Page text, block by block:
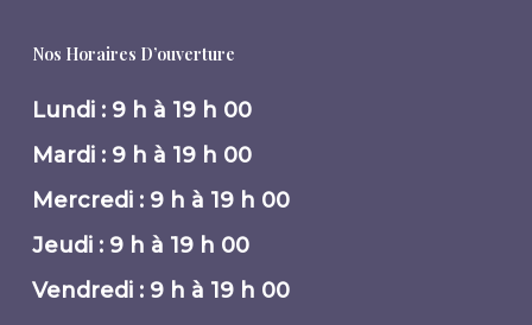
Nos Horaires D’ouverture
Lundi : 9 h à 19 h 00
Mardi : 9 h à 19 h 00
Mercredi : 9 h à 19 h 00
Jeudi : 9 h à 19 h 00
Vendredi : 9 h à 19 h 00